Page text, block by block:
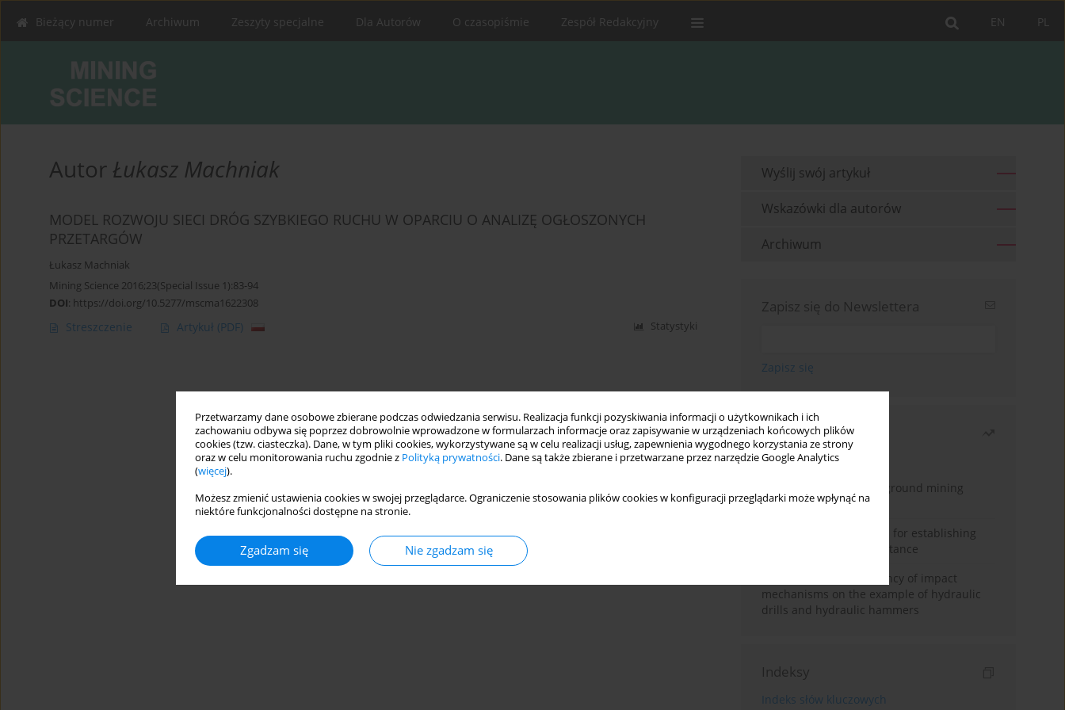
Przetwarzamy dane osobowe zbierane podczas odwiedzania serwisu. Realizacja funkcji pozyskiwania informacji o użytkownikach i ich
zachowaniu odbywa się poprzez dobrowolnie wprowadzone w formularzach informacje oraz zapisywanie w urządzeniach końcowych plików
cookies (tzw. ciasteczka). Dane, w tym pliki cookies, wykorzystywane są w celu realizacji usług, zapewnienia wygodnego korzystania ze strony
oraz w celu monitorowania ruchu zgodnie z Polityką prywatności. Dane są także zbierane i przetwarzane przez narzędzie Google Analytics
(więcej).
Możesz zmienić ustawienia cookies w swojej przeglądarce. Ograniczenie stosowania plików cookies w konfiguracji przeglądarki może wpłynąć na
niektóre funkcjonalności dostępne na stronie.
Zgadzam się Nie zgadzam się
PL
EN
Bieżący numer Archiwum Zeszyty specjalne Dla Autorów O czasopiśmie Zespół Redakcyjny
Autor Łukasz Machniak
MODEL ROZWOJU SIECI DRÓG SZYBKIEGO RUCHU W OPARCIU O ANALIZĘ OGŁOSZONYCH
PRZETARGÓW
Łukasz Machniak
Mining Science 2016;23(Special Issue 1):83-94
DOI: https://doi.org/10.5277/mscma1622308
Streszczenie Artykuł (PDF) Statystyki
Wyślij swój artykuł
Wskazówki dla autorów
Archiwum
Zapisz się do Newslettera
Najczęściej czytane
Miesiąc
Rok
Methodology for underground mining
method selection
New theoretical method for establishing
indentation rolling resistance
Evaluation of the efficiency of impact
mechanisms on the example of hydraulic
drills and hydraulic hammers
Indeksy
Indeks słów kluczowych